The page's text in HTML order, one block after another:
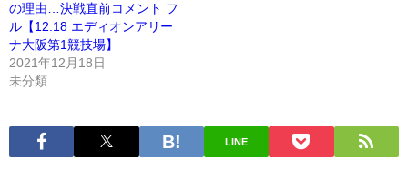
の理由…決戦直前コメント フ
ル【12.18 エディオンアリー
ナ大阪第1競技場】
2021年12月18日
未分類
LINE